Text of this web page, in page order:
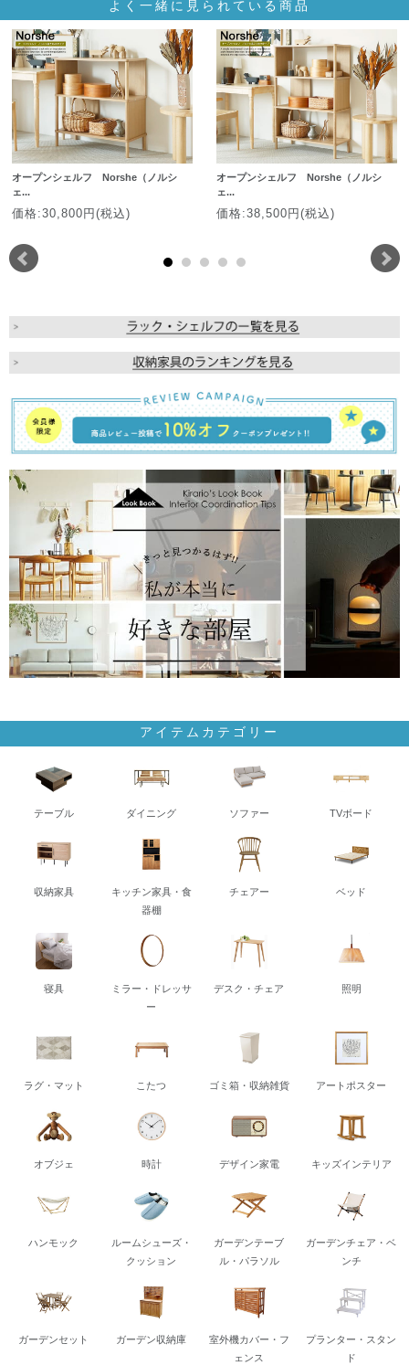
よく一緒に見られている商品
オープンシェルフ Norshe（ノルシ
ェ...
価格:30,800円(税込)
オープンシェルフ Norshe（ノルシ
ェ...
価格:38,500円(税込)
アイテムカテゴリー
テーブル ダイニング ソファー TVボード
収納家具
キッチン家具・食
器棚
チェアー ベッド
寝具
ミラー・ドレッサ
ー
デスク・チェア 照明
ラグ・マット こたつ ゴミ箱・収納雑貨 アートポスター
オブジェ 時計 デザイン家電 キッズインテリア
ハンモック
ルームシューズ・
クッション
ガーデンテーブ
ル・パラソル
ガーデンチェア・ベ
ンチ
ガーデンセット ガーデン収納庫
室外機カバー・フ
ェンス
プランター・スタン
ド